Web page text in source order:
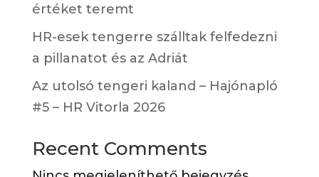
értéket teremt
HR-esek tengerre szálltak felfedezni
a pillanatot és az Adriát
Az utolsó tengeri kaland – Hajónapló
#5 – HR Vitorla 2026
Recent Comments